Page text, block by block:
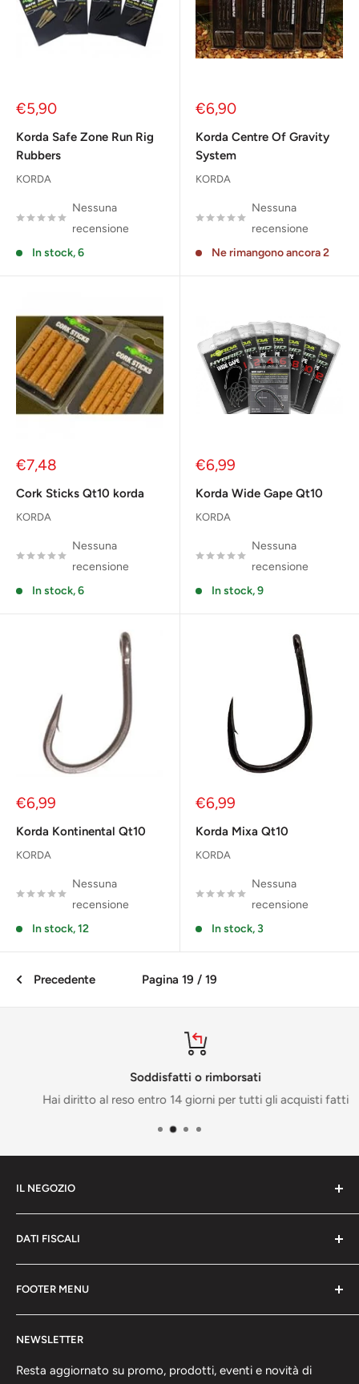
Prezzo
€5,90
Korda Safe Zone Run Rig
Rubbers
KORDA
Nessuna
recensione
In stock, 6
Prezzo
€6,90
Korda Centre Of Gravity
System
KORDA
Nessuna
recensione
Ne rimangono ancora 2
Prezzo
€7,48
Cork Sticks Qt10 korda
KORDA
Nessuna
recensione
In stock, 6
Prezzo
€6,99
Korda Wide Gape Qt10
KORDA
Nessuna
recensione
In stock, 9
Prezzo
€6,99
Korda Kontinental Qt10
KORDA
Nessuna
recensione
In stock, 12
Prezzo
€6,99
Korda Mixa Qt10
KORDA
Nessuna
recensione
In stock, 3
Precedente Pagina 19 / 19
Soddisfatti o rimborsati
Hai diritto al reso entro 14 giorni per tutti gli acquisti fatti
IL NEGOZIO
Lunedi - Venerdi
08:30 - 12:30
15:15 - 19:15
DATI FISCALI
Via del Santo 27/a
35010 Loreggia (PD)
P. Iva 03991810288
FOOTER MENU
Home
Search
Contatti
NEWSLETTER
Resta aggiornato su promo, prodotti, eventi e novità di